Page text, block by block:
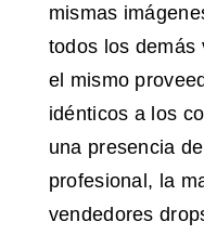
mismas
todos los demás
el mismo
idénticos a los
una presencia
profesional, la
vendedores